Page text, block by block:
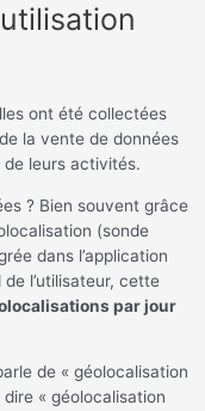
ont été collectées
la vente de données
leurs activités.
? Bien souvent grâce
(sonde
dans l’application
l’utilisateur, cette
par jour
de « géolocalisation
« géolocalisation